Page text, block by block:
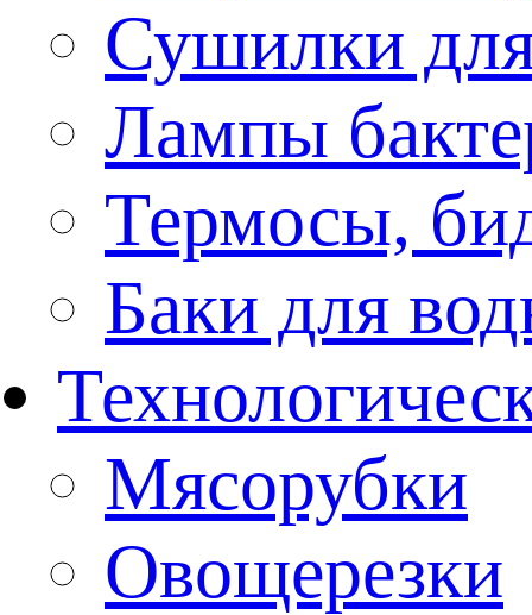
Сушилки
Лампы
Термосы,
Баки для
Мясорубки
Овощерезки